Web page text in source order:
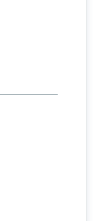
V
W